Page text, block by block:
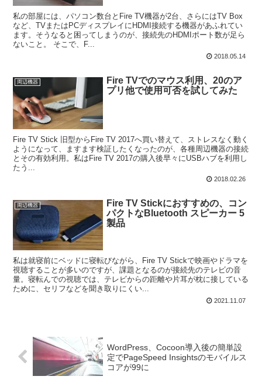
私の部屋には、パソコン数台とFire TV機器が2台、さらにはTV Box
など、TVまたはPCディスプレイにHDMI接続する機器があふれてい
ます。そうなると困ってしまうのが、接続先のHDMIポート数が足ら
ないこと。 そこで、F...
2018.05.14
周辺機器
Fire TVでのマウス利用、20のア
プリ他で使用可否を試してみた
Fire TV Stick 旧型からFire TV 2017へ買い替えて、ストレスなく動く
ようになって、ますます検証したくなったのが、各種周辺機器の接続
とその有効利用。私はFire TV 2017の購入後早々にUSBハブを利用し
たう...
2018.02.26
周辺機器
Fire TV Stickにおすすめの、コン
パクトなBluetooth スピーカー 5
製品
私は就寝前にベッドに寝転びながら、Fire TV Stickで映画やドラマを
視聴することが多いのですが、課題となるのが接続先のテレビの音
量。寝転んでの視聴では、テレビからの距離や片耳が枕に接している
ために、セリフなどを聞き取りにくい...
2021.11.07
WordPress、Cocoon導入後の簡単設
定でPageSpeed Insightsのモバイルス
コアが99に